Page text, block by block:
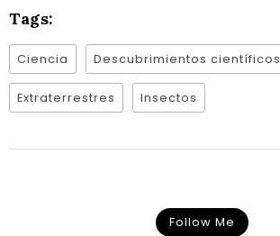
Tags:
Ciencia Descubrimientos científicos
Extraterrestres Insectos
Follow Me